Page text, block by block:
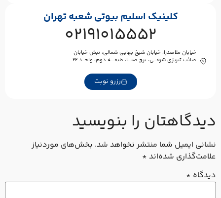
کلینیک اسلیم بیوتی شعبه تهران
02191015552
خیابان ملاصدرا، خیابان شیخ بهایی شمالی، نبش خیابان
صائب تبریزی شرقـــی، برج صبـــا، طبقــــه دوم، واحـــد ۲۲
رزرو نوبت
را بنویسید
ایمیل شما منتشر نخواهد شد.بخش‌های موردنیاز
شده‌اند*
*